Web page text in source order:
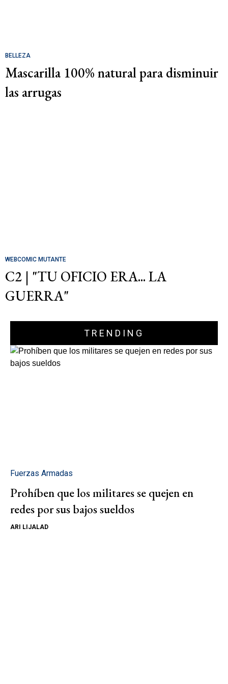
BELLEZA
Mascarilla 100% natural para disminuir
las arrugas
WEBCOMIC MUTANTE
C2 | "TU OFICIO ERA... LA
GUERRA"
TRENDING
Fuerzas Armadas
Prohíben que los militares se quejen en
redes por sus bajos sueldos
ARI LIJALAD